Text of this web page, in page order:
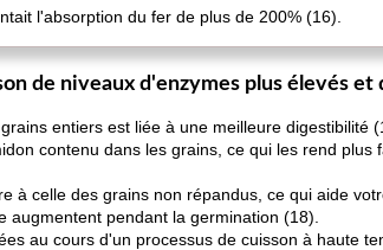
l'absorption du fer de plus de 200% (16).
de niveaux d'enzymes plus élevés
entiers est liée à une meilleure digestibilité
contenu dans les grains, ce qui les rend
à celle des grains non répandus, ce qui aide
augmentent pendant la germination (18).
au cours d'un processus de cuisson à haute